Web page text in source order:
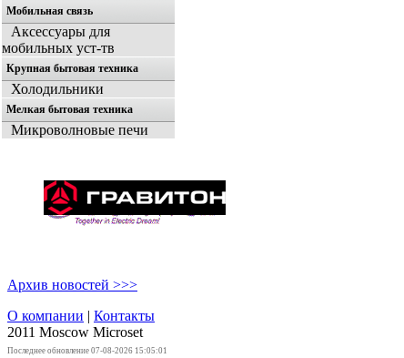
Мобильная связь
Аксессуары для
мобильных уст-тв
Крупная бытовая техника
Холодильники
Мелкая бытовая техника
Микроволновые печи
Архив новостей >>>
О компании | Контакты
2011 Moscow Microset
Последнее обновление 07-08-2026 15:05:01